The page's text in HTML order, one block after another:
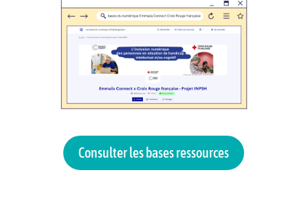
Consulter les bases ressources